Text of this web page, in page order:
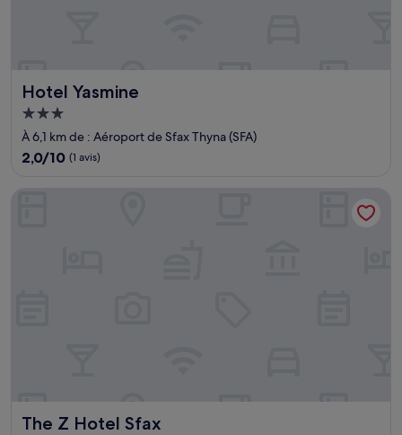
Hotel Yasmine
Hotel Yasmine
Hébergement
3.0 étoiles
À 6,1 km de : Aéroport de Sfax Thyna (SFA)
2.0
2,0/10 (1 avis)
The Z Hotel Sfax
The Z Hotel Sfax
The Z Hotel Sfax